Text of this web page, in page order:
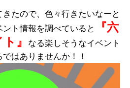
たので、色々行きたいなーと
ト情報を調べていると
『六
』
なる楽しそうなイベント
はありませんか！！